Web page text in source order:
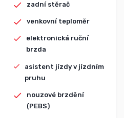
zadní stěrač
venkovní teploměr
elektronická ruční
brzda
asistent jízdy v jízdním
pruhu
nouzové brzdění
(PEBS)